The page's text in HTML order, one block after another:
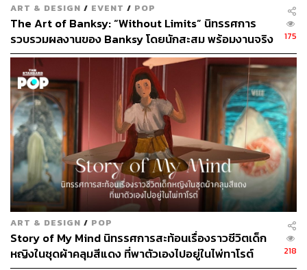
ART & DESIGN / EVENT / POP
The Art of Banksy: “Without Limits” นิทรรศการ
รวบรวมผลงานของ Banksy โดยนักสะสม พร้อมงานจริง
กว่า 30 ชิ้น
175
ART & DESIGN / POP
Story of My Mind นิทรรศการสะท้อนเรื่องราวชีวิตเด็ก
หญิงในชุดผ้าคลุมสีแดง ที่พาตัวเองไปอยู่ในไพ่ทาโรต์
218